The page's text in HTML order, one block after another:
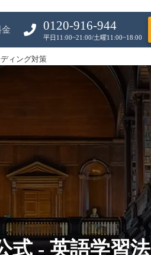
0120-916-944
平日11:00~21:00/土曜11:00~18:00
ィング対策
式 - 英語学習法